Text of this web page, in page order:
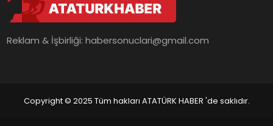
Reklam & İşbirliği:habersonuclari@gmail.com
Copyright © 2025 Tüm hakları ATATÜRK HABER 'de saklıdır.